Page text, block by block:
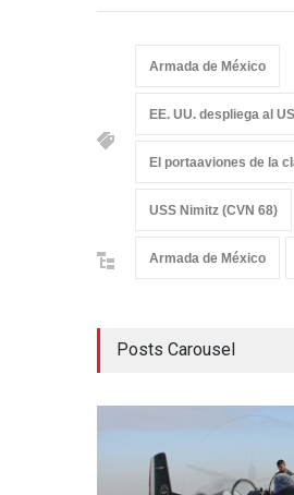
Armada de México
EE. UU. despliega al
El portaaviones de la
USS Nimitz (CVN 68)
Armada de México
Posts Carousel